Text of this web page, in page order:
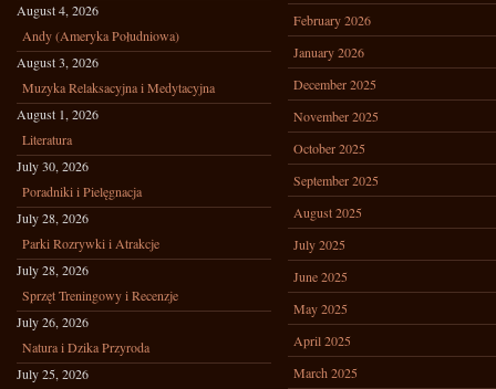
August 4, 2026
Andy (Ameryka Południowa)
August 3, 2026
Muzyka Relaksacyjna i Medytacyjna
August 1, 2026
Literatura
July 30, 2026
Poradniki i Pielęgnacja
July 28, 2026
Parki Rozrywki i Atrakcje
July 28, 2026
Sprzęt Treningowy i Recenzje
July 26, 2026
Natura i Dzika Przyroda
July 25, 2026
February 2026
January 2026
December 2025
November 2025
October 2025
September 2025
August 2025
July 2025
June 2025
May 2025
April 2025
March 2025